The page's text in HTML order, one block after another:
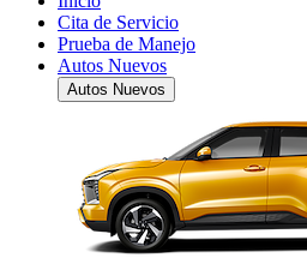
Cita de Servicio
Prueba de Manejo
Autos Nuevos
Autos Nuevos